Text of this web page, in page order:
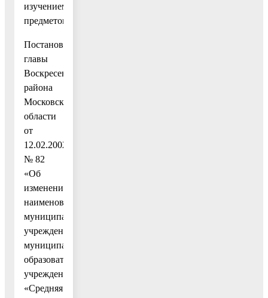
изучением
предметов».
Постановлением
главы
Воскресенского
района
Московской
области
от
12.02.2002
№ 82
«Об
изменении
наименования
муниципального
учреждения»
муниципальное
образовательное
учреждение
«Средняя